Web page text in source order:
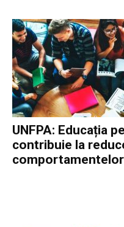
UNFPA: Educația
contribuie la